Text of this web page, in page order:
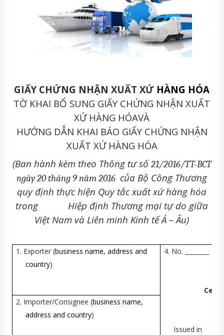
GIẤY CHỨNG NHẬN XUẤT XỨ HÀNG HÓA
TỜ KHAI BỔ SUNG GIẤY CHỨNG NHẬN XUẤT
XỨ HÀNG HÓAVÀ
HƯỚNG DẪN KHAI BÁO GIẤY CHỨNG NHẬN
XUẤT XỨ HÀNG HÓA
(Ban hành kèm theo Thông tư số21/2016/TT-BCT
ngày20 tháng 9 năm 2016 của Bộ Công Thương
quy định thực hiện Quy tắc xuất xứ hàng hóa
trong Hiệp định Thương mại tự do giữa
Việt Nam và Liên minh Kinh tế Á – Âu)
1. Exporter (business name, address and
country)
4. No. ________
Issued in
2. Importer/Consignee (business name,
address and country)